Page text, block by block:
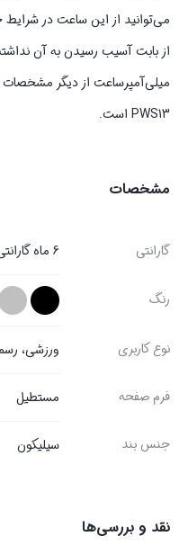
می‌توانید از این ساعت در شرایط
میلی‌آمپر‌ساعت از دیگر
PWS13 است.
مشخصات
گارانتی 6 ماه گارانتی کاوان سرویس
رنگ
نوع کاربری ورزشی،
فرم صفحه مستطیل
جنس بند سیلیکون
نقد و بررسی‌ها